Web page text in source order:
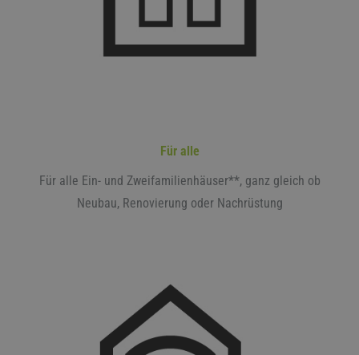
Für alle
Für alle Ein- und Zweifamilienhäuser**, ganz gleich ob
Neubau, Renovierung oder Nachrüstung